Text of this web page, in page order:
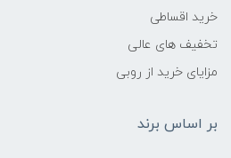
خرید اقساطی
تخفیف های عالی
مزایای خرید از روبی
بر اساس برند